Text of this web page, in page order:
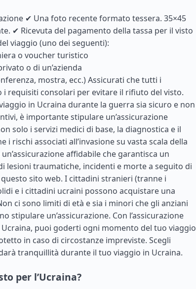
✔ Una foto recente formato tessera. 35×45
✔ Ricevuta del pagamento della tassa per il visto
viaggio (uno dei seguenti):
o voucher turistico
o di un’azienda
mostra, ecc.) Assicurati che tutti i
requisiti consolari per evitare il rifiuto del visto.
in Ucraina durante la guerra sia sicuro e non
è importante stipulare un’assicurazione
solo i servizi medici di base, la diagnostica e il
i rischi associati all’invasione su vasta scala della
affidabile che garantisca un
lesioni traumatiche, incidenti e morte a seguito di
sito web. I cittadini stranieri (tranne i
e i cittadini ucraini possono acquistare una
ci sono limiti di età e sia i minori che gli anziani
stipulare un’assicurazione. Con l’assicurazione
puoi goderti ogni momento del tuo viaggio
in caso di circostanze impreviste. Scegli
tranquillità durante il tuo viaggio in Ucraina.
per l’Ucraina?